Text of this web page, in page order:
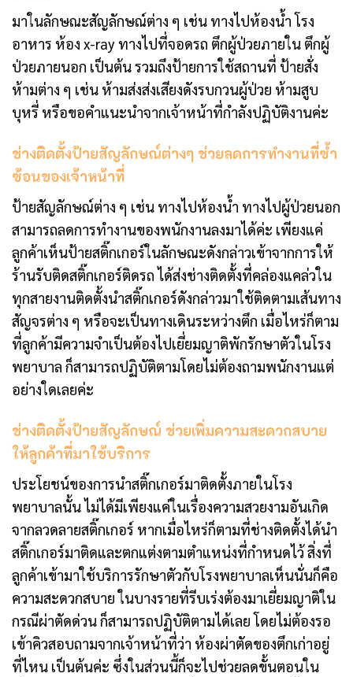
มาในลักษณะสัญลักษณ์ต่าง ๆ เช่น ทางไปห้องน้ำ โรง
อาหาร ห้อง x-ray ทางไปที่จอดรถ ตึกผู้ป่วยภายใน ตึกผู้
ป่วยภายนอก เป็นต้น รวมถึงป้ายการใช้สถานที่ ป้ายสั่ง
ห้ามต่าง ๆ เช่น ห้ามส่งส่งเสียงดังรบกวนผู้ป่วย ห้ามสูบ
บุหรี่ หรือขอคำแนะนำจากเจ้าหน้าที่กำลังปฏิบัติงานค่ะ
ช่างติดตั้งป้ายสัญลักษณ์ต่างๆ ช่วยลดการทำงานที่ซ้ำ
ซ้อนของเจ้าหน้าที่
ป้ายสัญลักษณ์ต่าง ๆ เช่น ทางไปห้องน้ำ ทางไปผู้ป่วยนอก
สามารถลดการทำงานของพนักงานลงมาได้ค่ะ เพียงแค่
ลูกค้าเห็นป้ายสติ๊กเกอร์ในลักษณะดังกล่าวเข้าจากการให้
ร้านรับติดสติ๊กเกอร์ติดรถ ได้ส่งช่างติดตั้งที่คล่องแคล่วใน
ทุกสายงานติดตั้งนำสติ๊กเกอร์ดังกล่าวมาใช้ติดตามเส้นทาง
สัญจรต่าง ๆ หรือจะเป็นทางเดินระหว่างตึก เมื่อไหร่ก็ตาม
ที่ลูกค้ามีความจำเป็นต้องไปเยี่ยมญาติพักรักษาตัวในโรง
พยาบาล ก็สามารถปฏิบัติตามโดยไม่ต้องถามพนักงานแต่
อย่างใดเลยค่ะ
ช่างติดตั้งป้ายสัญลักษณ์ ช่วยเพิ่มความสะดวกสบาย
ให้ลูกค้าที่มาใช้บริการ
ประโยชน์ของการนำสติ๊กเกอร์มาติดตั้งภายในโรง
พยาบาลนั้น ไม่ได้มีเพียงแค่ในเรื่องความสวยงามอันเกิด
จากลวดลายสติ๊กเกอร์ หากเมื่อไหร่ก็ตามที่ช่างติดตั้งได้นำ
สติ๊กเกอร์มาติดและตกแต่งตามตำแหน่งที่กำหนดไว้ สิ่งที่
ลูกค้าเข้ามาใช้บริการรักษาตัวกับโรงพยาบาลเห็นนั่นก็คือ
ความสะดวกสบาย ในบางรายที่รีบเร่งต้องมาเยี่ยมญาติใน
กรณีผ่าตัดด่วน ก็สามารถปฏิบัติตามได้เลย โดยไม่ต้องรอ
เข้าคิวสอบถามจากเจ้าหน้าที่ว่า ห้องผ่าตัดของตึกเก่าอยู่
ที่ไหน เป็นต้นค่ะ ซึ่งในส่วนนี้ก็จะไปช่วยลดขั้นตอนใน